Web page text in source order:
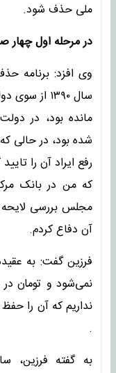
ملی حذف شود.
در مرحله اول
سال ۱۳۹۰
مانده بود، در
شده بود، در حالی
رفع ایراد آن را
که من در بانک
آن دفاع کردم.
فرزین گفت: به
نمی‌شود و تومان
.
به گفته فرزین،